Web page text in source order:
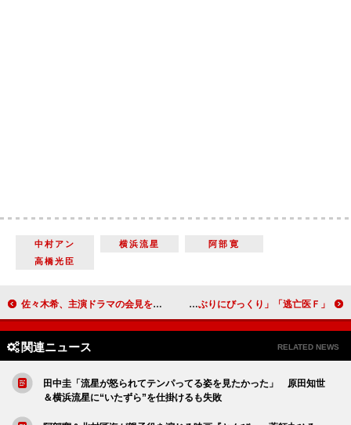
中村アン 横浜流星
阿部寛
高橋光臣
佐々木希、主演ドラマの会見を体調不良で欠席 遠藤憲一「ウエディングドレスを着た希ちゃんにびっくり」 「逃亡医Ｆ」天才脳外科医を演じる成田凌が「カッコ良かった」 涙を“すする”安田顕の「変態ぶりにびっくり」
関連ニュース RELATED NEWS
田中圭「流星が怒られてテンパってる姿を見たかった」 原田知世
＆横浜流星に“いたずら”を仕掛けるも失敗